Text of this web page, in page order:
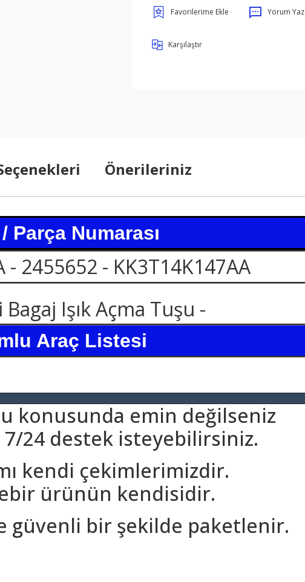
Yorum Yaz
Karşılaştır
Önerileriniz
Parça Numarası
- 2455652 - KK3T14K147AA
Işık Açma Tuşu -
Araç Listesi
konusunda emin değilseniz
24 destek isteyebilirsiniz.
kendi çekimlerimizdir.
ürünün kendisidir.
güvenli bir şekilde paketlenir.